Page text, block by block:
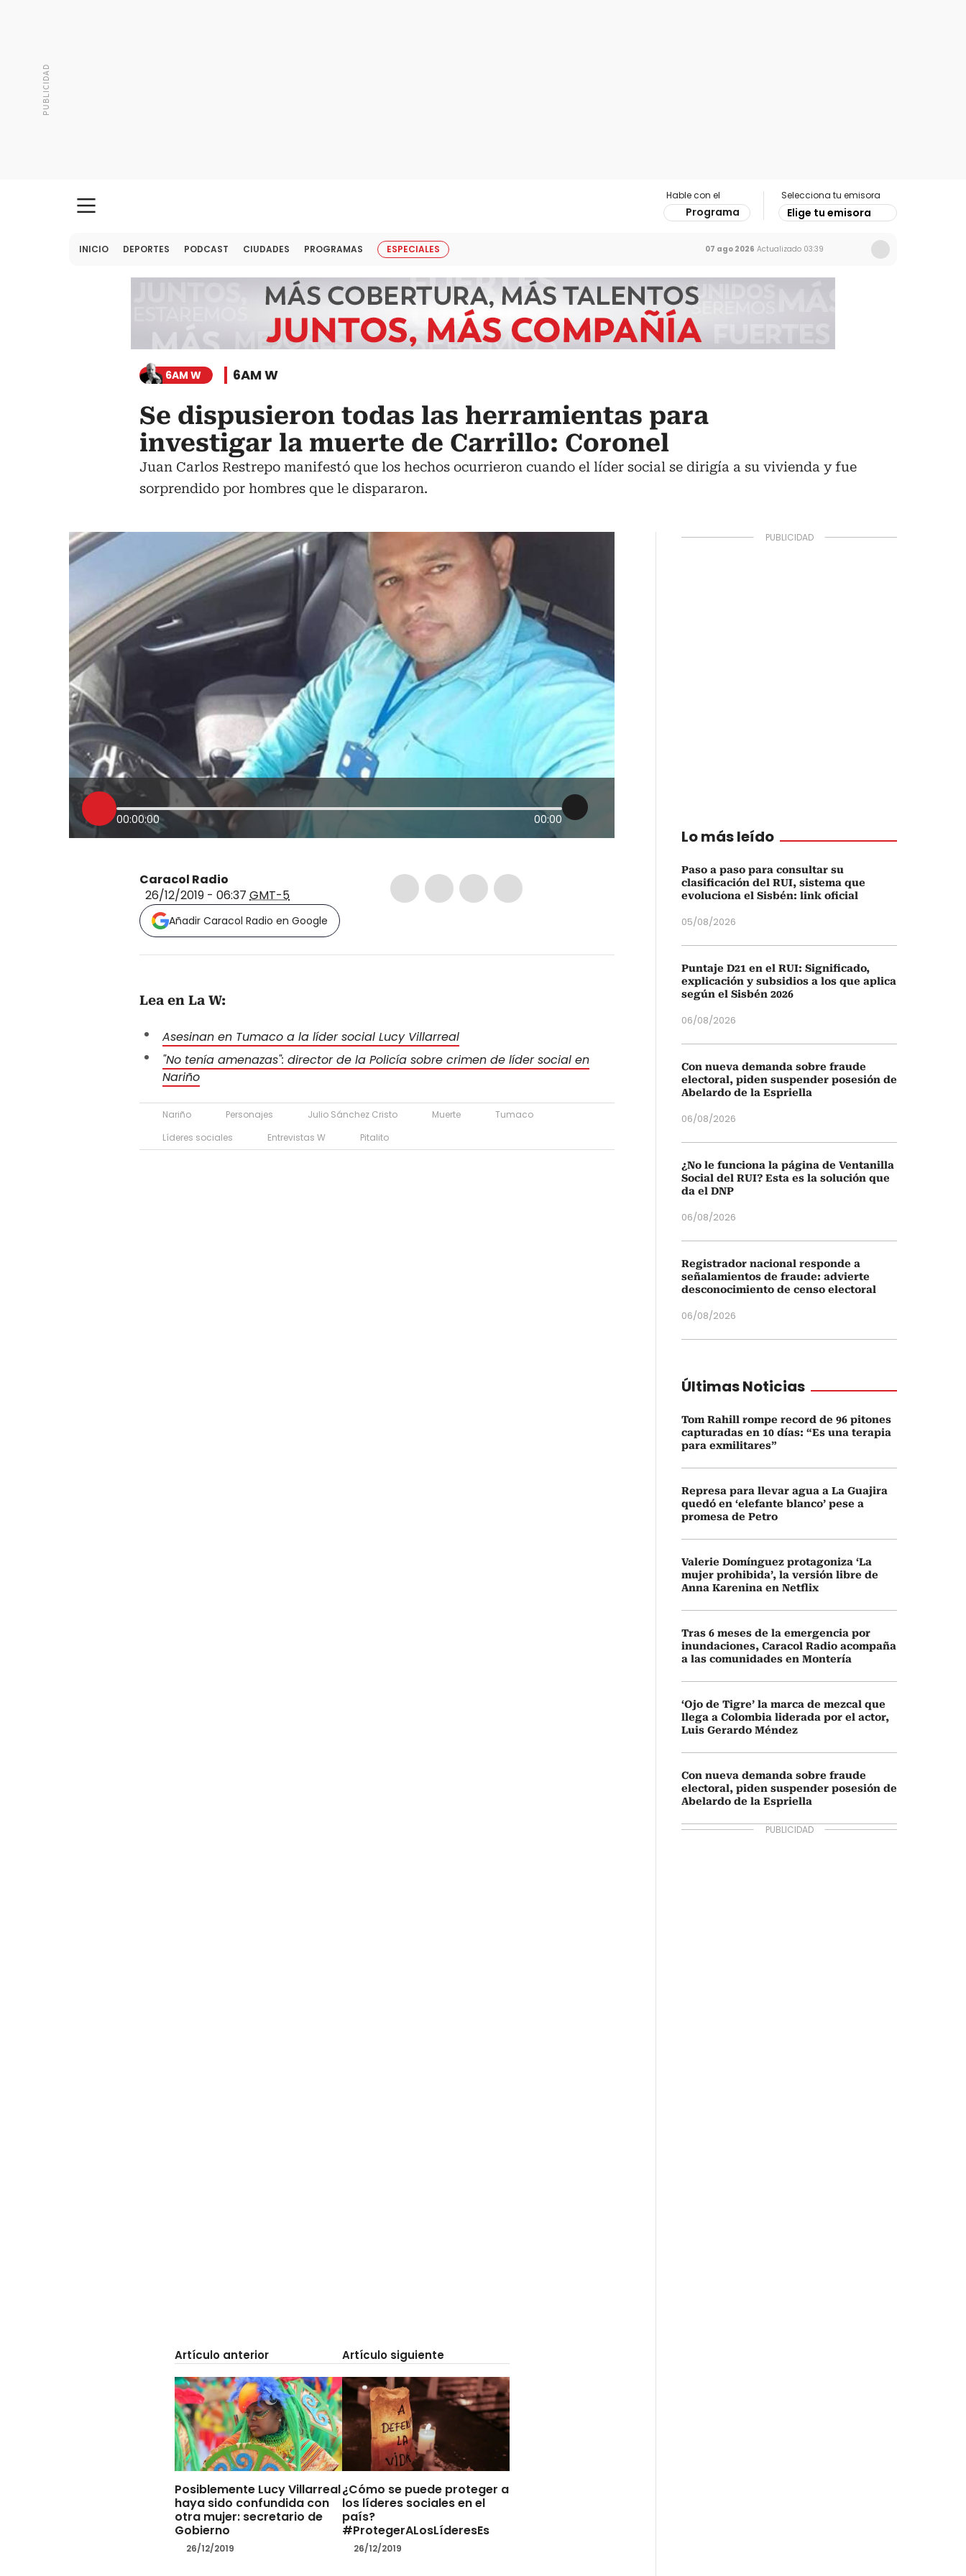
Hable con el
Programa
Selecciona tu emisora
Elige tu emisora
INICIO DEPORTES PODCAST CIUDADES PROGRAMAS ESPECIALES 07 ago 2026 Actualizado 03:39
6AM W 6AM W
Se dispusieron todas las herramientas para
investigar la muerte de Carrillo: Coronel
Juan Carlos Restrepo manifestó que los hechos ocurrieron cuando el líder social se dirigía a su vivienda y fue
sorprendido por hombres que le dispararon.
00:00:00 00:00
Caracol Radio
26/12/2019 - 06:37 GMT-5
Añadir Caracol Radio en Google
Lea en La W:
Asesinan en Tumaco a la líder social Lucy Villarreal
"No tenía amenazas": director de la Policía sobre crimen de líder social en
Nariño
Nariño Personajes Julio Sánchez Cristo Muerte
Tumaco
Líderes sociales
Entrevistas W Pitalito
Artículo anterior
Posiblemente Lucy Villarreal
haya sido confundida con
otra mujer: secretario de
Gobierno
26/12/2019
Artículo siguiente
¿Cómo se puede proteger a
los líderes sociales en el
país?
#ProtegerALosLíderesEs
26/12/2019
Lo más leído
Paso a paso para consultar su
clasificación del RUI, sistema que
evoluciona el Sisbén: link oficial
05/08/2026
Puntaje D21 en el RUI: Significado,
explicación y subsidios a los que aplica
según el Sisbén 2026
06/08/2026
Con nueva demanda sobre fraude
electoral, piden suspender posesión de
Abelardo de la Espriella
06/08/2026
¿No le funciona la página de Ventanilla
Social del RUI? Esta es la solución que
da el DNP
06/08/2026
Registrador nacional responde a
señalamientos de fraude: advierte
desconocimiento de censo electoral
06/08/2026
Últimas Noticias
Tom Rahill rompe record de 96 pitones
capturadas en 10 días: “Es una terapia
para exmilitares”
Represa para llevar agua a La Guajira
quedó en ‘elefante blanco’ pese a
promesa de Petro
Valerie Domínguez protagoniza ‘La
mujer prohibida’, la versión libre de
Anna Karenina en Netflix
Tras 6 meses de la emergencia por
inundaciones, Caracol Radio acompaña
a las comunidades en Montería
‘Ojo de Tigre’ la marca de mezcal que
llega a Colombia liderada por el actor,
Luis Gerardo Méndez
Con nueva demanda sobre fraude
electoral, piden suspender posesión de
Abelardo de la Espriella